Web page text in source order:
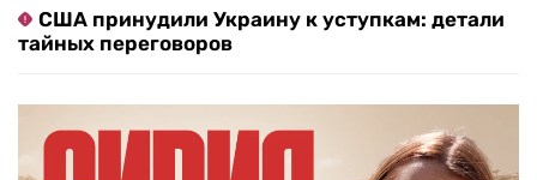
США принудили Украину к уступкам: детали
тайных переговоров